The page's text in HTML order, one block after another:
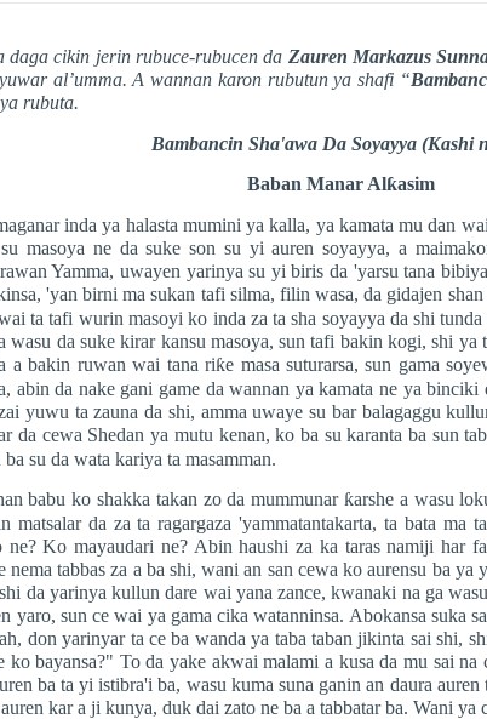
daga cikin jerin rubuce-rubucen da Zauren Markazus
al’umma. A wannan karon rubutun ya shafi “
ya rubuta.
Bambancin Sha'awa Da Soyayya (Kashi
Baban Manar Alƙasim
inda ya halasta mumini ya kalla, ya kamata mu dan
masoya ne da suke son su yi auren soyayya, a
Yamma, uwayen yarinya su yi biris da 'yarsu tana
'yan birni ma sukan tafi silma, filin wasa, da gidajen
ta tafi wurin masoyi ko inda za ta sha soyayya da shi
wasu da suke kirar kansu masoya, sun tafi bakin kogi, shi ya
a bakin ruwan wai tana riƙe masa suturarsa, sun gama
abin da nake gani game da wannan ya kamata ne ya
yuwu ta zauna da shi, amma uwaye su bar balagaggu
da cewa Shedan ya mutu kenan, ko ba su karanta ba sun
su da wata kariya ta masamman.
babu ko shakka takan zo da mummunar ƙarshe a wasu
matsalar da za ta ragargaza 'yammatantakarta, ta bata
ne? Ko mayaudari ne? Abin haushi za ka taras namiji har
nema tabbas za a ba shi, wani an san cewa ko aurensu ba ya
da yarinya kullun dare wai yana zance, kwanaki na ga
yaro, sun ce wai ya gama cika watanninsa. Abokansa suka
don yarinyar ta ce ba wanda ya taba taban jikinta sai shi,
ko bayansa?" To da yake akwai malami a kusa da mu sai na
ba ta yi istibra'i ba, wasu kuma suna ganin an daura
kar a ji kunya, duk dai zato ne ba a tabbatar ba. Wani ya